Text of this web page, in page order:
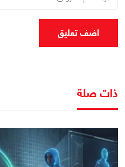
اضف تعليق
ذات صلة